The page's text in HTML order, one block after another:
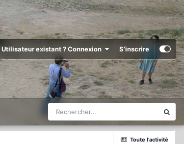
Utilisateur existant ? Connexion S’inscrire
Toute l’activité